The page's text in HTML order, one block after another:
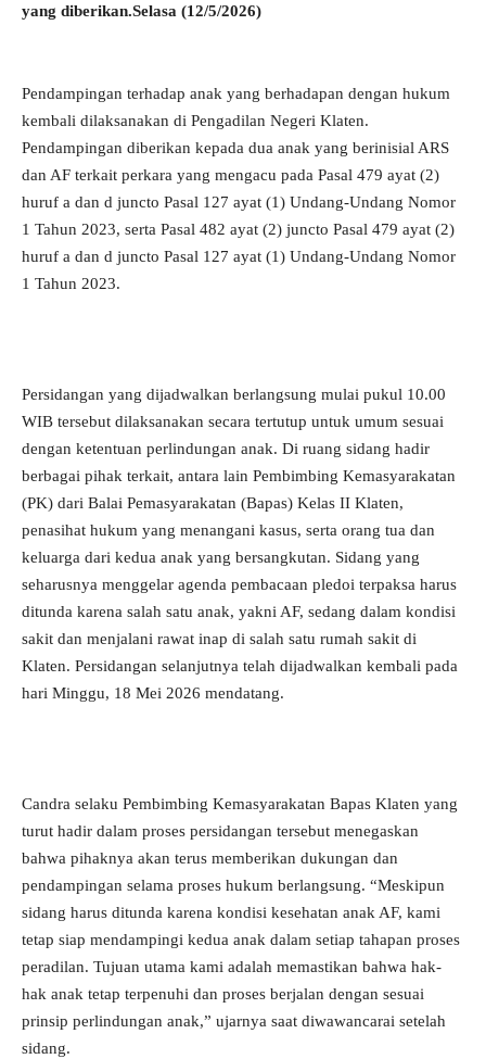
yang diberikan.Selasa (12/5/2026)
Pendampingan terhadap anak yang berhadapan dengan hukum
kembali dilaksanakan di Pengadilan Negeri Klaten.
Pendampingan diberikan kepada dua anak yang berinisial ARS
dan AF terkait perkara yang mengacu pada Pasal 479 ayat (2)
huruf a dan d juncto Pasal 127 ayat (1) Undang-Undang Nomor
1 Tahun 2023, serta Pasal 482 ayat (2) juncto Pasal 479 ayat (2)
huruf a dan d juncto Pasal 127 ayat (1) Undang-Undang Nomor
1 Tahun 2023.
Persidangan yang dijadwalkan berlangsung mulai pukul 10.00
WIB tersebut dilaksanakan secara tertutup untuk umum sesuai
dengan ketentuan perlindungan anak. Di ruang sidang hadir
berbagai pihak terkait, antara lain Pembimbing Kemasyarakatan
(PK) dari Balai Pemasyarakatan (Bapas) Kelas II Klaten,
penasihat hukum yang menangani kasus, serta orang tua dan
keluarga dari kedua anak yang bersangkutan. Sidang yang
seharusnya menggelar agenda pembacaan pledoi terpaksa harus
ditunda karena salah satu anak, yakni AF, sedang dalam kondisi
sakit dan menjalani rawat inap di salah satu rumah sakit di
Klaten. Persidangan selanjutnya telah dijadwalkan kembali pada
hari Minggu, 18 Mei 2026 mendatang.
Candra selaku Pembimbing Kemasyarakatan Bapas Klaten yang
turut hadir dalam proses persidangan tersebut menegaskan
bahwa pihaknya akan terus memberikan dukungan dan
pendampingan selama proses hukum berlangsung. “Meskipun
sidang harus ditunda karena kondisi kesehatan anak AF, kami
tetap siap mendampingi kedua anak dalam setiap tahapan proses
peradilan. Tujuan utama kami adalah memastikan bahwa hak-
hak anak tetap terpenuhi dan proses berjalan dengan sesuai
prinsip perlindungan anak,” ujarnya saat diwawancarai setelah
sidang.